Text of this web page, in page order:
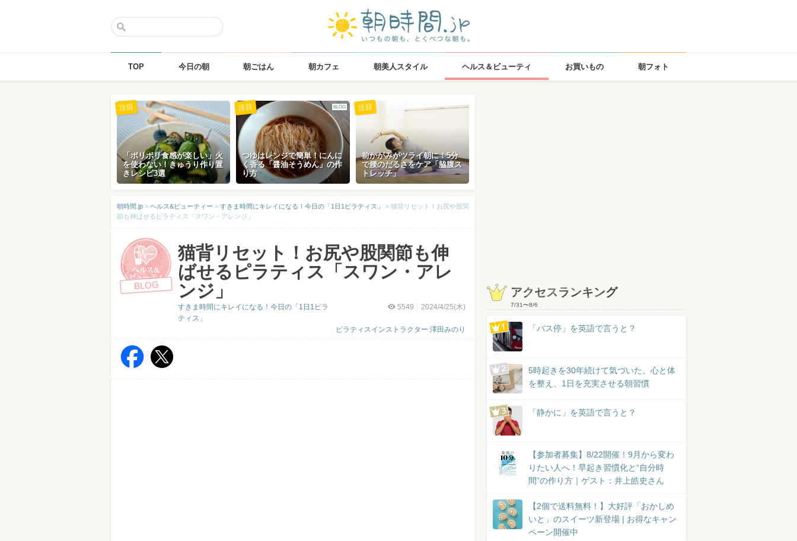
TOP 今日の朝 朝ごはん 朝カフェ 朝美人スタイル ヘルス＆ビューティ お買いもの 朝フォト
「ポリポリ食感が楽しい」火
を使わない！きゅうり作り置
きレシピ3選
注目 BLOG
つゆはレンジで簡単！にんに
く香る「醤油そうめん」の作
り方
注目
前かがみがツライ朝に！5分
で腰のだるさをケア「脇腹ス
トレッチ」
注目
朝時間.jp > ヘルス&ビューティー > すきま時間にキレイになる！今日の「1日1ピラティス」 > 猫背リセット！お尻や股関
節も伸ばせるピラティス「スワン・アレンジ」
BLOG
猫背リセット！お尻や股関節も伸
ばせるピラティス「スワン・アレ
ンジ」
5549 2024/4/25(木)
ピラティスインストラクター 澤田みのり
すきま時間にキレイになる！今日の「1日1ピラ
ティス」
アクセスランキング
7/31〜8/6
「バス停」を英語で言うと？
5時起きを30年続けて気づいた。心と体
を整え、1日を充実させる朝習慣
「静かに」を英語で言うと？
【参加者募集】8/22開催！9月から変わ
りたい人へ！早起き習慣化と“自分時
間”の作り方｜ゲスト：井上皓史さん
【2個で送料無料！】大好評「おかしめ
いと」のスイーツ新登場 | お得なキャン
ペーン開催中